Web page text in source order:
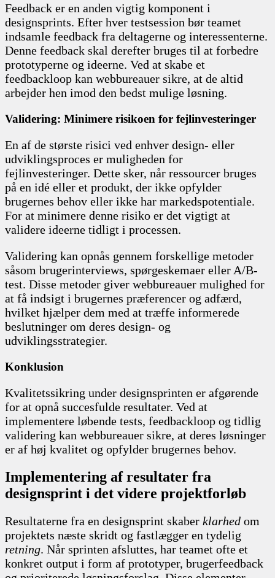
Feedback er en anden vigtig komponent i
designsprints. Efter hver testsession bør teamet
indsamle feedback fra deltagerne og interessenterne.
Denne feedback skal derefter bruges til at forbedre
prototyperne og ideerne. Ved at skabe et
feedbackloop kan webbureauer sikre, at de altid
arbejder hen imod den bedst mulige løsning.
Validering: Minimere risikoen for fejlinvesteringer
En af de største risici ved enhver design- eller
udviklingsproces er muligheden for
fejlinvesteringer. Dette sker, når ressourcer bruges
på en idé eller et produkt, der ikke opfylder
brugernes behov eller ikke har markedspotentiale.
For at minimere denne risiko er det vigtigt at
validere ideerne tidligt i processen.
Validering kan opnås gennem forskellige metoder
såsom brugerinterviews, spørgeskemaer eller A/B-
test. Disse metoder giver webbureauer mulighed for
at få indsigt i brugernes præferencer og adfærd,
hvilket hjælper dem med at træffe informerede
beslutninger om deres design- og
udviklingsstrategier.
Konklusion
Kvalitetssikring under designsprinten er afgørende
for at opnå succesfulde resultater. Ved at
implementere løbende tests, feedbackloop og tidlig
validering kan webbureauer sikre, at deres løsninger
er af høj kvalitet og opfylder brugernes behov.
Implementering af resultater fra
designsprint i det videre projektforløb
Resultaterne fra en designsprint skaber klarhed om
projektets næste skridt og fastlægger en tydelig
retning. Når sprinten afsluttes, har teamet ofte et
konkret output i form af prototyper, brugerfeedback